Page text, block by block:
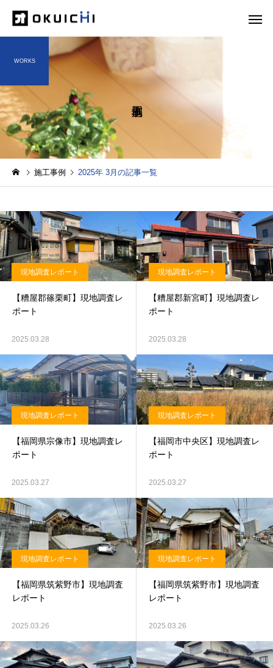
WORKS
施工事例 2025年 3月の記事一覧
現地調査レポート
【糟屋郡篠栗町】現地調査レ
ポート
2025.03.28
現地調査レポート
【糟屋郡新宮町】現地調査レ
ポート
2025.03.28
現地調査レポート
【福岡県宗像市】現地調査レ
ポート
2025.03.27
現地調査レポート
【福岡市中央区】現地調査レ
ポート
2025.03.27
現地調査レポート
【福岡県筑紫野市】現地調査
レポート
2025.03.26
現地調査レポート
【福岡県筑紫野市】現地調査
レポート
2025.03.26